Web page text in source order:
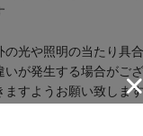
光や照明の当たり具
いが発生する場合がご
ますようお願い致します
のタイムセールなどの